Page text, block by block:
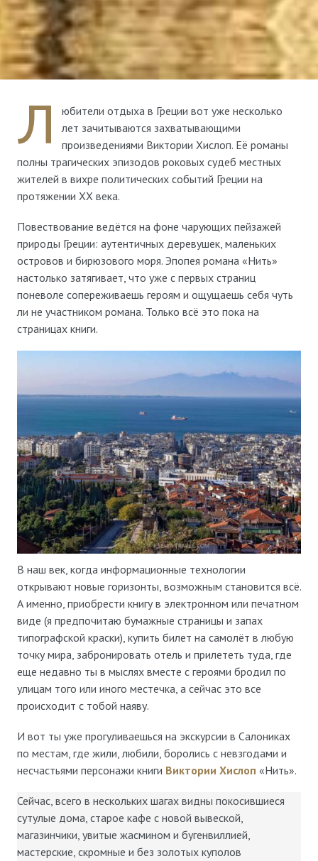
Л
юбители отдыха в Греции вот уже несколько
лет зачитываются захватывающими
произведениями Виктории Хислоп. Её романы
полны трагических эпизодов роковых судеб местных
жителей в вихре политических событий Греции на
протяжении XX века.
Повествование ведётся на фоне чарующих пейзажей
природы Греции: аутентичных деревушек, маленьких
островов и бирюзового моря. Эпопея романа «Нить»
настолько затягивает, что уже с первых страниц
поневоле сопереживаешь героям и ощущаешь себя чуть
ли не участником романа. Только всё это пока на
страницах книги.
В наш век, когда информационные технологии
открывают новые горизонты, возможным становится всё.
А именно, приобрести книгу в электронном или печатном
виде (я предпочитаю бумажные страницы и запах
типографской краски), купить билет на самолёт в любую
точку мира, забронировать отель и прилететь туда, где
еще недавно ты в мыслях вместе с героями бродил по
улицам того или иного местечка, а сейчас это все
происходит с тобой наяву.
И вот ты уже прогуливаешься на экскурсии в Салониках
по местам, где жили, любили, боролись с невзгодами и
несчастьями персонажи книги Виктории Хислоп «Нить».
Сейчас, всего в нескольких шагах видны покосившиеся
сутулые дома, старое кафе с новой вывеской,
магазинчики, увитые жасмином и бугенвиллией,
мастерские, скромные и без золотых куполов